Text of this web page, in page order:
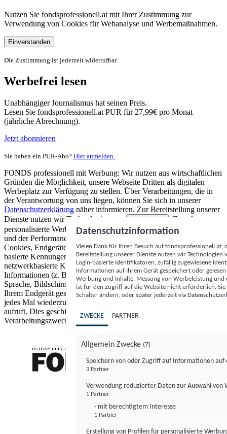
Nutzen Sie fondsprofessionell.at mit Ihrer Zustimmung zur
Verwendung von Cookies für Webanalyse und Werbemaßnahmen.
Einverstanden
Die Zustimmung ist jederzeit widerrufbar.
Werbefrei lesen
Unabhängiger Journalismus hat seinen Preis.
Lesen Sie fondsprofessionell.at PUR für 27,99€ pro Monat
(jährliche Abrechnung).
Jetzt abonnieren
Sie haben ein PUR-Abo? Hier anmelden.
FONDS professionell mit Werbung: Wir nutzen aus wirtschaftlichen
Gründen die Möglichkeit, unsere Webseite Dritten als digitalen
Werbeplatz zur Verfügung zu stellen. Über Verarbeitungen, die in
der Verantwortung von uns liegen, können Sie sich in unserer
Datenschutzerklärung näher informieren. Zur Bereitstellung unserer
Dienste nutzen wir Technologien von
Partnern (5)
. Zwecke:
personalisierte Werbung und Inhalte, Messung von Werbeleistung
und der Performance von Inhalten sowie Zielgruppenforschung.
Cookies, Endgeräte- oder ähnliche Online-Kennungen (z. B. login-
basierte Kennungen, zufällig generierte Kennungen,
netzwerkbasierte Kennungen) können zusammen mit anderen
Informationen (z. B. Browsertyp und Browserinformationen,
Sprache, Bildschirmgröße, unterstützte Technologien usw.) auf
Ihrem Endgerät gespeichert oder von dort ausgelesen werden, um es
jedes Mal wiederzuerkennen, wenn es eine App oder einer Webseite
aufruft. Dies geschieht für einen oder mehrere der hier aufgeführten
Verarbeitungszwecke.
Datenschutzinformation
Vielen Dank für Ihren Besuch auf
Bereitstellung unserer Dienste nutzen wir Technologien
Login-basierte Identifikatoren, zufällig zugewiesene
Informationen auf Ihrem Gerät gespeichert oder
Werbung und Inhalte, Messung von Werbeleistung
ist für den Zugriff auf die Website nicht erforderlich.
Schalter ändern, oder später jederzeit via
ZWECKE PARTNER
Allgemein Zwecke (7)
Speichern von oder Zugriff auf Informationen auf
3 Partner
Verwendung reduzierter Daten zur Auswahl von
1 Partner
- mit berechtigtem Interesse
1 Partner
Erstellung von Profilen für personalisierte
FONDS professionell